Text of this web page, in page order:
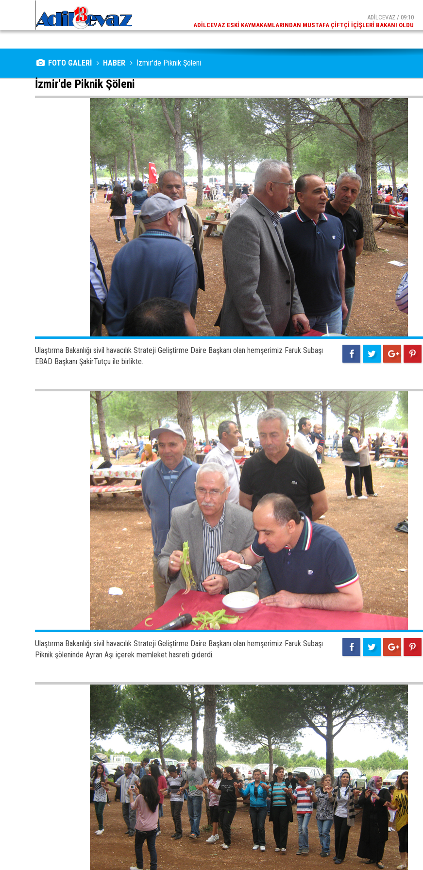
NESLI TEHLIKE ALTINDAKI VAŞAK GÖRÜNTÜLENDI
ADILCEVAZ ESKI KAYMAKAMLARINDAN MUSTAFA ÇIFTÇI İÇIŞLERI BAKANI OLDU
FOTO GALERİ HABER İzmir'de Piknik Şöleni
İzmir'de Piknik Şöleni
Ulaştırma Bakanlığı sivil havacılık Strateji Geliştirme Daire Başkanı olan hemşerimiz Faruk Subaşı
EBAD Başkanı ŞakirTutçu ile birlikte.
Ulaştırma Bakanlığı sivil havacılık Strateji Geliştirme Daire Başkanı olan hemşerimiz Faruk Subaşı
Piknik şöleninde Ayran Aşı içerek memleket hasreti giderdi.